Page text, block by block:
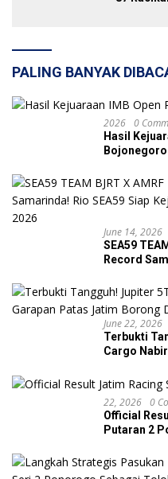
PALING BANYAK
2026 0
Hasil
June 14, 2026
SEA59
Record
June 22, 2026
Terbukti
Cargo Nabire
22, 2026 0
Official
Putaran 2